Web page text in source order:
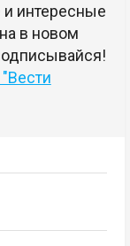
интересные
в новом